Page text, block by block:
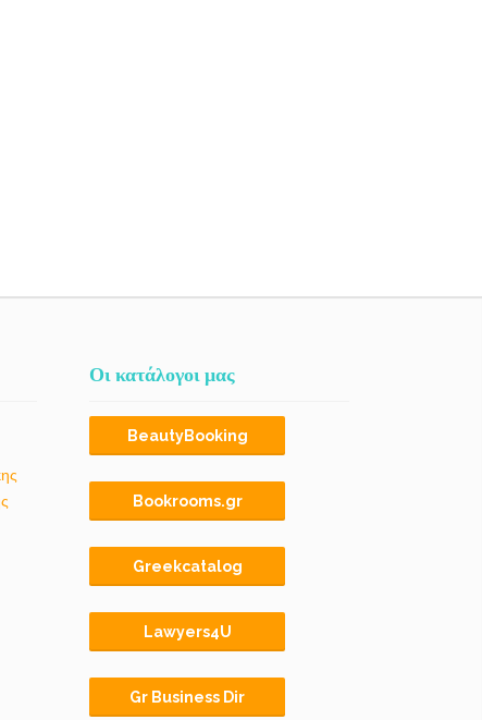
Οι κατάλογοι μας
BeautyBooking
Bookrooms.gr
Greekcatalog
Lawyers4U
Gr Business Dir